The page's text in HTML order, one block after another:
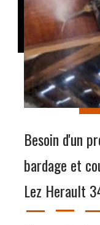
Besoin d'un
bardage et
Lez Herault